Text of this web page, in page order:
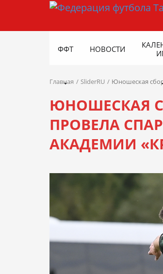
ФФТ НОВОСТИ
Главная SliderRU Юношеская
ЮНОШЕСКАЯ
ПРОВЕЛА
АКАДЕМИИ